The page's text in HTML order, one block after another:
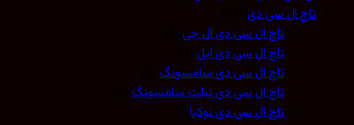
تاچ ال سی دی(12)
تاچ ال سی دی ال جی(1)
تاچ ال سی دی اپل(1)
تاچ ال سی دی سامسونگ(3)
تاچ ال سی دی تبلت سامسونگ(2)
تاچ ال سی دی نوکیا (1)